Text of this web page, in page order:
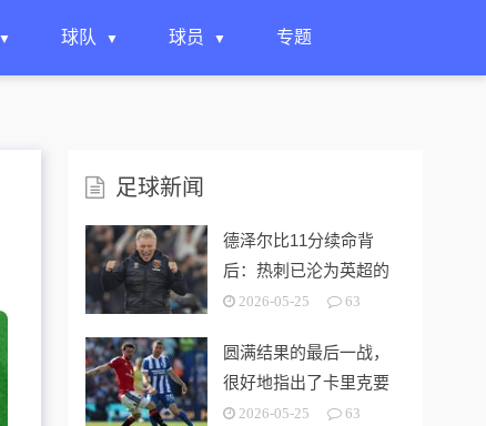
球队 球员 专题
足球新闻
德泽尔比11分续命背
后：热刺已沦为英超的
“系统性风险样本”！
2026-05-25 63
圆满结果的最后一战，
很好地指出了卡里克要
解决的终极问题
2026-05-25 63